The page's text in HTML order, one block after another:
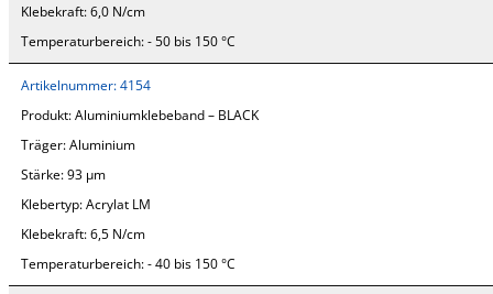
Klebekraft:6,0 N/cm
Temperaturbereich:- 50 bis 150 °C
Artikelnummer:4154
Produkt:Aluminiumklebeband – BLACK
Träger:Aluminium
Stärke:93 µm
Klebertyp:Acrylat LM
Klebekraft:6,5 N/cm
Temperaturbereich:- 40 bis 150 °C